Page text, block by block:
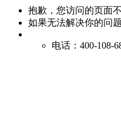
抱歉，您访问的页面
如果无法解决你的问
电话：400-108-